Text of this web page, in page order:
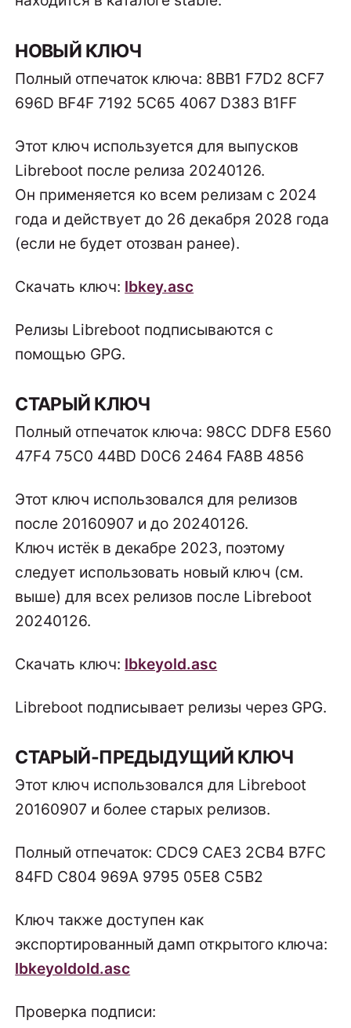
НОВЫЙ КЛЮЧ
Полный отпечаток ключа: 8BB1 F7D2 8CF7
696D BF4F 7192 5C65 4067 D383 B1FF
Этот ключ используется для выпусков
Libreboot после релиза 20240126.
Он применяется ко всем релизам с 2024
года и действует до 26 декабря 2028 года
(если не будет отозван ранее).
Скачать ключ: lbkey.asc
Релизы Libreboot подписываются с
помощью GPG.
СТАРЫЙ КЛЮЧ
Полный отпечаток ключа: 98CC DDF8 E560
47F4 75C0 44BD D0C6 2464 FA8B 4856
Этот ключ использовался для релизов
после 20160907 и до 20240126.
Ключ истёк в декабре 2023, поэтому
следует использовать новый ключ (см.
выше) для всех релизов после Libreboot
20240126.
Скачать ключ: lbkeyold.asc
Libreboot подписывает релизы через GPG.
СТАРЫЙ-ПРЕДЫДУЩИЙ КЛЮЧ
Этот ключ использовался для Libreboot
20160907 и более старых релизов.
Полный отпечаток: CDC9 CAE3 2CB4 B7FC
84FD C804 969A 9795 05E8 C5B2
Ключ также доступен как
экспортированный дамп открытого ключа:
lbkeyoldold.asc
Проверка подписи: